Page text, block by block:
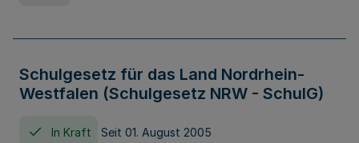
Schulgesetz für das Land Nordrhein-
Westfalen (Schulgesetz NRW - SchulG)
In Kraft Seit 01. August 2005